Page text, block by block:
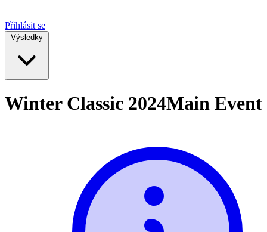
Přihlásit se
Výsledky
Winter Classic 2024Main Event